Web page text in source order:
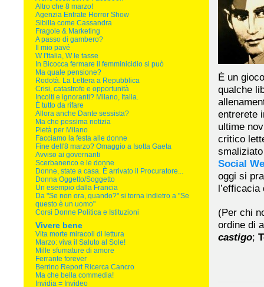
Altro che 8 marzo!
Agenzia Entrate Horror Show
Sibilla come Cassandra
Fragole & Marketing
A passo di gambero?
Il mio pavé
W l'Italia, W le tasse
In Bicocca fermare il femminicidio si può
Ma quale pensione?
Rodotà. La Lettera a Repubblica
Crisi, catastrofe e opportunità
Incolti e ignoranti? Milano, Italia.
È tutto da rifare
Allora anche Dante sessista?
Ma che pessima notizia
Pietà per Milano
Facciamo la festa alle donne
Fine dell'8 marzo? Omaggio a Isotta Gaeta
Avviso ai governanti
Scerbanenco e le donne
Donne, state a casa. È arrivato il Procuratore...
Donna Oggetto/Soggetto
Un esempio dalla Francia
Da "Se non ora, quando?" si torna indietro a "Se
questo è un uomo"
Corsi Donne Politica e Istituzioni
Vivere bene
Vita morte miracoli di lettura
Marzo: viva il Saluto al Sole!
Mille sfumature di amore
Ferrante forever
Berrino Report Ricerca Cancro
Ma che bella commedia!
Invidia = Invideo
È un
qualche
entrerete
ultime
critico
Social
oggi si
(Per chi
ordine di
castigo;